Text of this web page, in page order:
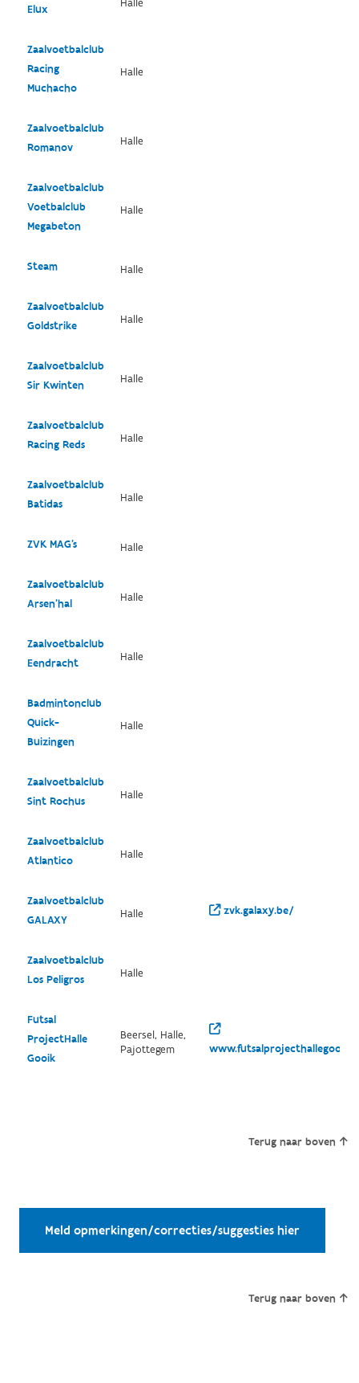
Elux
Halle
Zaalvoetbalclub
Racing
Muchacho
Halle
Zaalvoetbalclub
Romanov
Halle
Zaalvoetbalclub
Voetbalclub
Megabeton
Halle
Steam Halle
Zaalvoetbalclub
Goldstrike
Halle
Zaalvoetbalclub
Sir Kwinten
Halle
Zaalvoetbalclub
Racing Reds
Halle
Zaalvoetbalclub
Batidas
Halle
ZVK MAG's Halle
Zaalvoetbalclub
Arsen'hal
Halle
Zaalvoetbalclub
Eendracht
Halle
Badmintonclub
Quick-
Buizingen
Halle
Zaalvoetbalclub
Sint Rochus
Halle
Zaalvoetbalclub
Atlantico
Halle
Zaalvoetbalclub
GALAXY
Halle zvk.galaxy.be/
Zaalvoetbalclub
Los Peligros
Halle
Futsal
ProjectHalle
Gooik
Beersel, Halle,
Pajottegem
Terug naar boven
Meld opmerkingen/correcties/suggesties hier
Terug naar boven